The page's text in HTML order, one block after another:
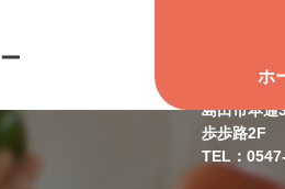
ホ
島田ス
島田市本通
歩歩路2F
TEL：